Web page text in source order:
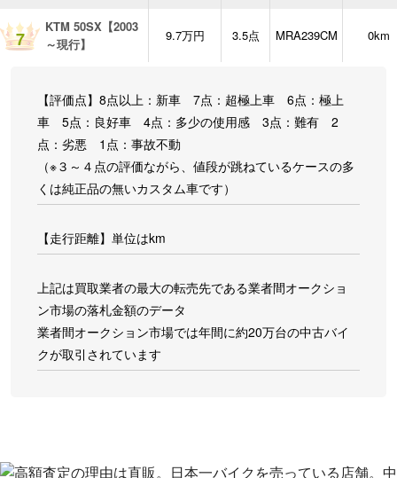
7
KTM 50SX【2003
～現行】
9.7万円 3.5点 MRA239CM 0km
【評価点】8点以上：新車 7点：超極上車 6点：極上
車 5点：良好車 4点：多少の使用感 3点：難有 2
点：劣悪 1点：事故不動
（※３～４点の評価ながら、値段が跳ねているケースの多
くは純正品の無いカスタム車です）
【走行距離】単位はkm
上記は買取業者の最大の転売先である業者間オークショ
ン市場の落札金額のデータ
業者間オークション市場では年間に約20万台の中古バイ
クが取引されています